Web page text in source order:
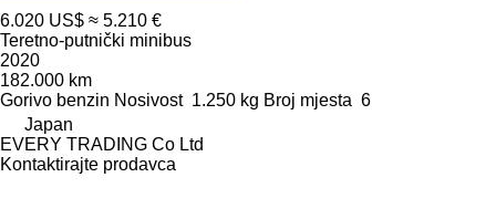
6.020 US$ ≈ 5.210 €
Teretno-putnički minibus
2020
182.000 km
Gorivo benzin Nosivost 1.250 kg Broj mjesta 6
Japan
EVERY TRADING Co Ltd
Kontaktirajte prodavca